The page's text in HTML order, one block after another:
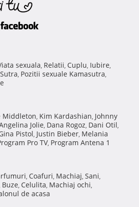
sexuala, Relatii, Cuplu, Iubire,
, Pozitii sexuale Kamasutra,
Middleton, Kim Kardashian, Johnny
Jolie, Dana Rogoz, Dani Otil,
Pistol, Justin Bieber, Melania
Pro TV, Program Antena 1
, Coafuri, Machiaj, Sani,
Buze, Celulita, Machiaj ochi,
de acasa